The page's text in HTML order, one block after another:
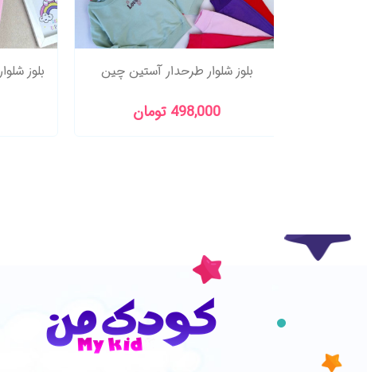
بلوز شلوار طرحدار آستین چین
498,000 تومان